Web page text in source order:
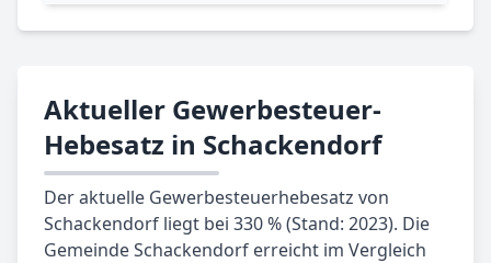
Aktueller Gewerbesteuer-
Hebesatz in Schackendorf
Der aktuelle Gewerbesteuerhebesatz von
Schackendorf liegt bei 330 % (Stand: 2023). Die
Gemeinde Schackendorf erreicht im Vergleich